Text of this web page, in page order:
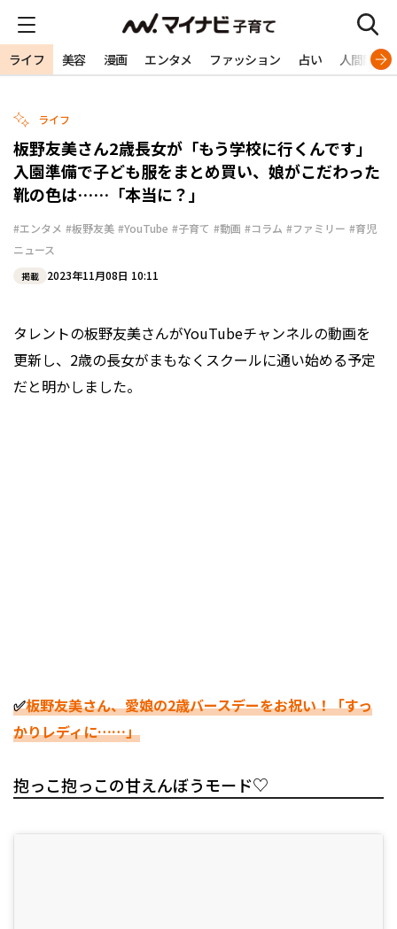
ライフ 美容 漫画 エンタメ ファッション 占い 人間関係
ライフ
板野友美さん2歳長女が「もう学校に行くんです」
入園準備で子ども服をまとめ買い、娘がこだわった
靴の色は……「本当に？」
#エンタメ #板野友美 #YouTube #子育て #動画 #コラム #ファミリー #育児
ニュース
掲載 2023年11月08日 10:11
タレントの板野友美さんがYouTubeチャンネルの動画を
更新し、2歳の長女がまもなくスクールに通い始める予定
だと明かしました。
✅板野友美さん、愛娘の2歳バースデーをお祝い！「すっ
かりレディに……」
抱っこ抱っこの甘えんぼうモード♡